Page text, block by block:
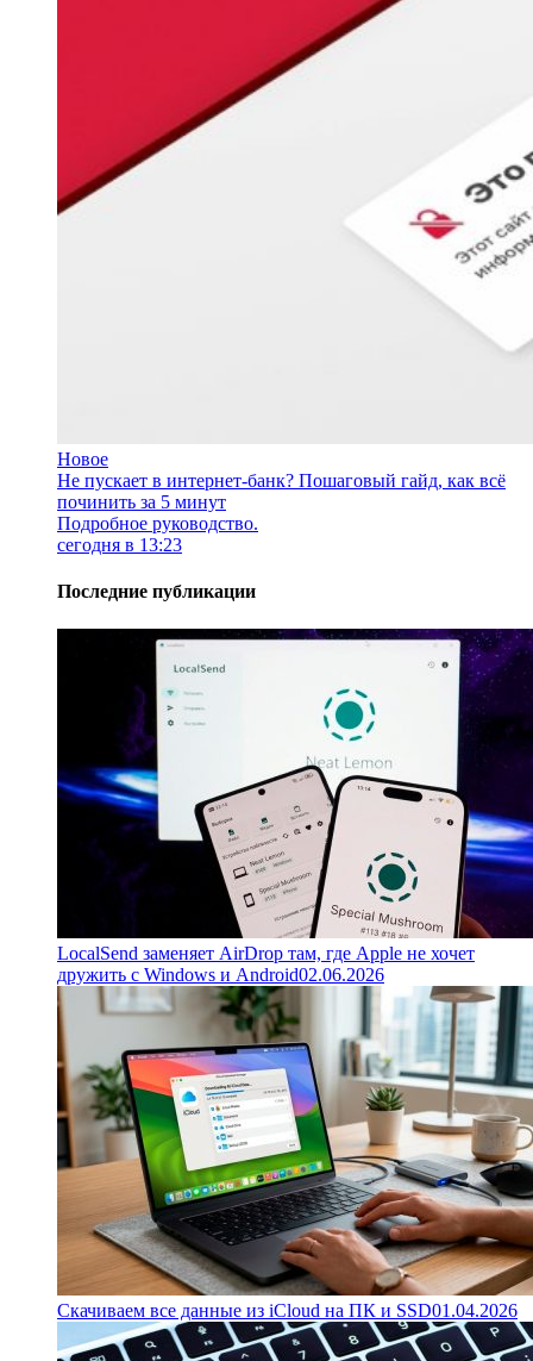
Новое
Не пускает в интернет-банк? Пошаговый гайд, как всё
починить за 5 минут
Подробное руководство.
сегодня в 13:23
Последние публикации
LocalSend заменяет AirDrop там, где Apple не хочет
дружить с Windows и Android02.06.2026
Скачиваем все данные из iCloud на ПК и SSD01.04.2026